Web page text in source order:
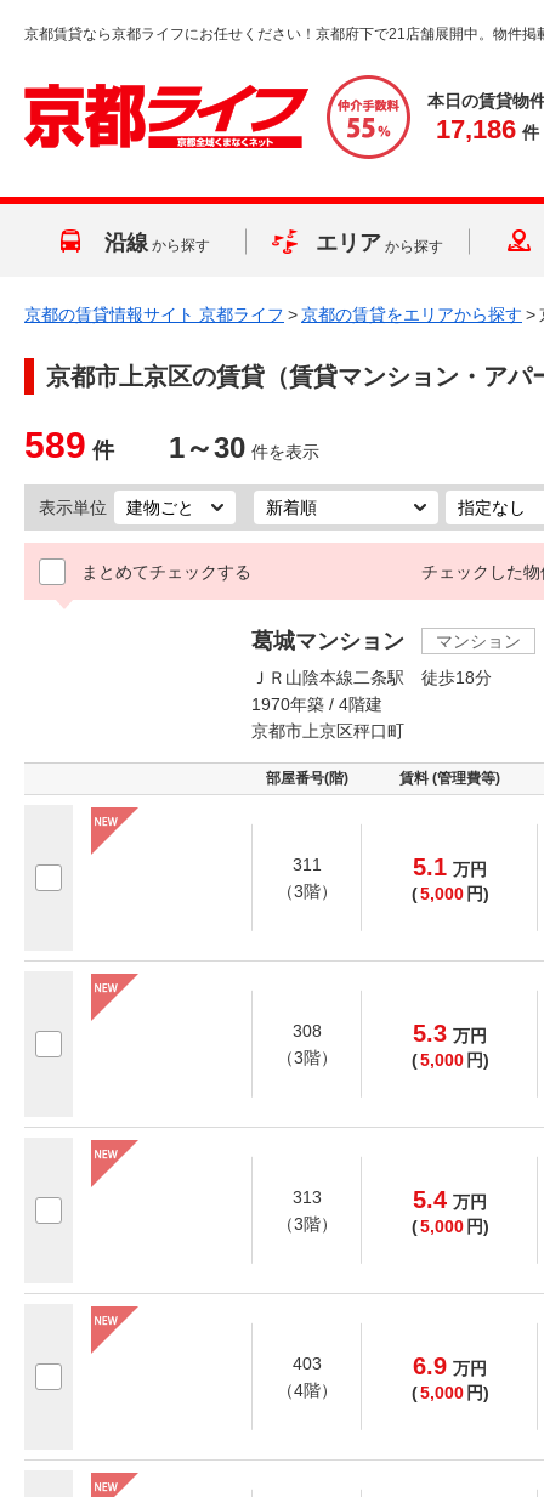
京都賃貸なら京都ライフにお任せください！京都府下で21店舗展開中。物件掲
本日の賃貸物
17,186 件
沿線 から探す エリア から探す
京都の賃貸情報サイト 京都ライフ >京都の賃貸をエリアから探す >
京都市上京区の賃貸（賃貸マンション・アパ
589 件 1～30 件を表示
表示単位
まとめてチェックする チェックした物
葛城マンション
マンション
ＪＲ山陰本線二条駅 徒歩18分
1970年築 / 4階建
京都市上京区秤口町
部屋番号(階) 賃料 (管理費等)
311
（3階）
5.1 万円
(5,000 円)
308
（3階）
5.3 万円
(5,000 円)
313
（3階）
5.4 万円
(5,000 円)
403
（4階）
6.9 万円
(5,000 円)